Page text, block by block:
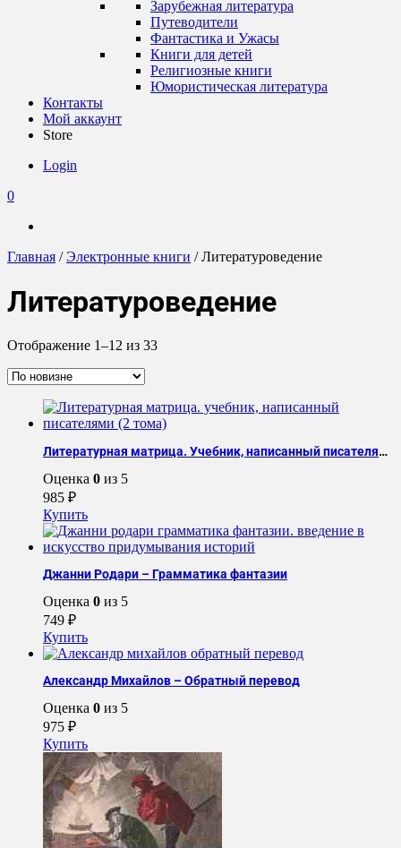
Зарубежная литература
Путеводители
Фантастика и Ужасы
Книги для детей
Религиозные книги
Юмористическая литература
Контакты
Мой аккаунт
Store
Login
0
Главная / Электронные книги / Литературоведение
Литературоведение
Отображение 1–12 из 33Сортировка:
Литературная матрица. Учебник, написанный писателями
Оценка 0 из 5
985 ₽
Купить
Джанни Родари – Грамматика фантазии
Оценка 0 из 5
749 ₽
Купить
Александр Михайлов – Обратный перевод
Оценка 0 из 5
975 ₽
Купить